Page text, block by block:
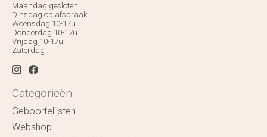
Maandag gesloten
Dinsdag op afspraak
Woensdag 10-17u
Donderdag 10-17u
Vrijdag 10-17u
Zaterdag
Categorieën
Geboortelijsten
Webshop